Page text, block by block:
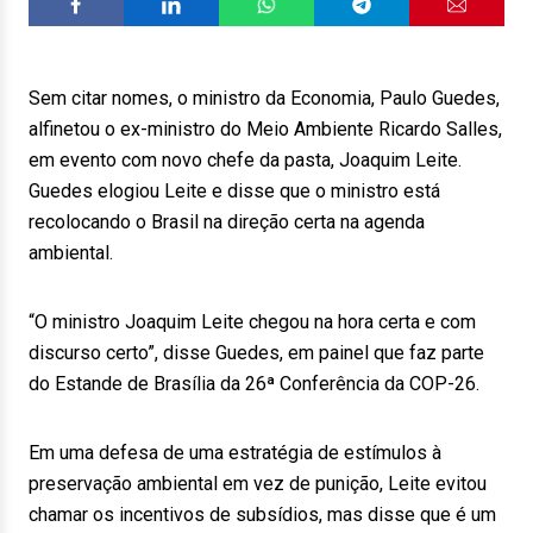
Sem citar nomes, o ministro da Economia, Paulo Guedes,
alfinetou o ex-ministro do Meio Ambiente Ricardo Salles,
em evento com novo chefe da pasta, Joaquim Leite.
Guedes elogiou Leite e disse que o ministro está
recolocando o Brasil na direção certa na agenda
ambiental.
“O ministro Joaquim Leite chegou na hora certa e com
discurso certo”, disse Guedes, em painel que faz parte
do Estande de Brasília da 26ª Conferência da COP-26.
Em uma defesa de uma estratégia de estímulos à
preservação ambiental em vez de punição, Leite evitou
chamar os incentivos de subsídios, mas disse que é um